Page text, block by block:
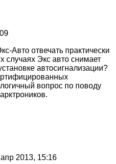
Авто отвечать практически
случаях Экс авто снимает
автосигнализации?
вопрос по поводу
2013, 15:16